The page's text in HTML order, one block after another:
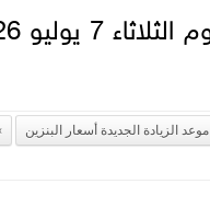
موعد الزيادة الجديدة أسعار البنزين